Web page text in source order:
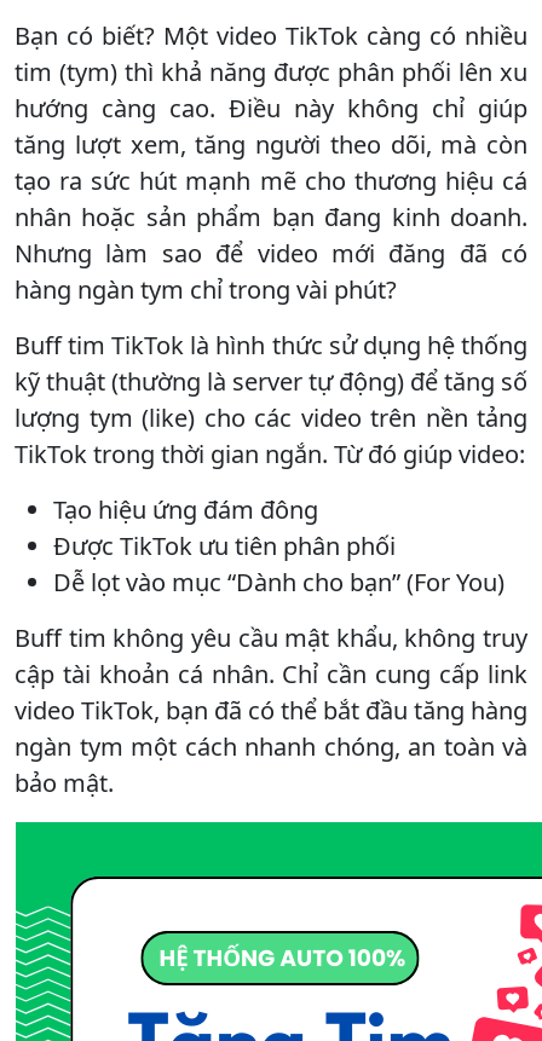
Bạn có biết? Một video TikTok càng có nhiều
tim (tym) thì khả năng được phân phối lên xu
hướng càng cao. Điều này không chỉ giúp
tăng lượt xem, tăng người theo dõi, mà còn
tạo ra sức hút mạnh mẽ cho thương hiệu cá
nhân hoặc sản phẩm bạn đang kinh doanh.
Nhưng làm sao để video mới đăng đã có
hàng ngàn tym chỉ trong vài phút?
Buff tim TikTok là hình thức sử dụng hệ thống
kỹ thuật (thường là server tự động) để tăng số
lượng tym (like) cho các video trên nền tảng
TikTok trong thời gian ngắn. Từ đó giúp video:
Tạo hiệu ứng đám đông
Được TikTok ưu tiên phân phối
Dễ lọt vào mục “Dành cho bạn” (For You)
Buff tim không yêu cầu mật khẩu, không truy
cập tài khoản cá nhân. Chỉ cần cung cấp link
video TikTok, bạn đã có thể bắt đầu tăng hàng
ngàn tym một cách nhanh chóng, an toàn và
bảo mật.